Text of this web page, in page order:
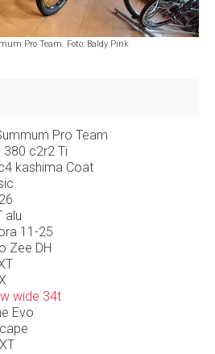
Pro Team. Foto: Baldy Pink
Pro Team
380 c2r2 Ti
kashima Coat
alu
11-25
Zee DH
wide 34t
Evo